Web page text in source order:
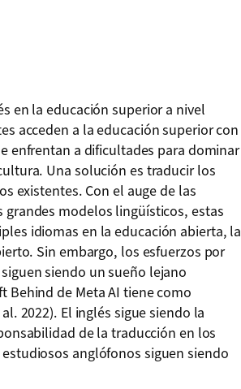
en la educación superior a nivel
acceden a la educación superior con
enfrentan a dificultades para dominar
Una solución es traducir los
existentes. Con el auge de las
modelos lingüísticos, estas
idiomas en la educación abierta, la
Sin embargo, los esfuerzos por
siendo un sueño lejano
Behind de Meta AI tiene como
2022). El inglés sigue siendo la
de la traducción en los
anglófonos siguen siendo